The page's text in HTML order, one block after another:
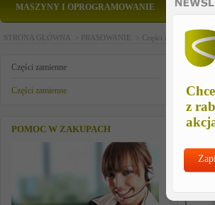
z
MASZYNY I OPROGRAMOWANIE
STRONA GŁÓWNA > PRASOWANIE > Części zamienne >
Części zamienne
Części zamienne
POMOC W ZAKUPACH
main